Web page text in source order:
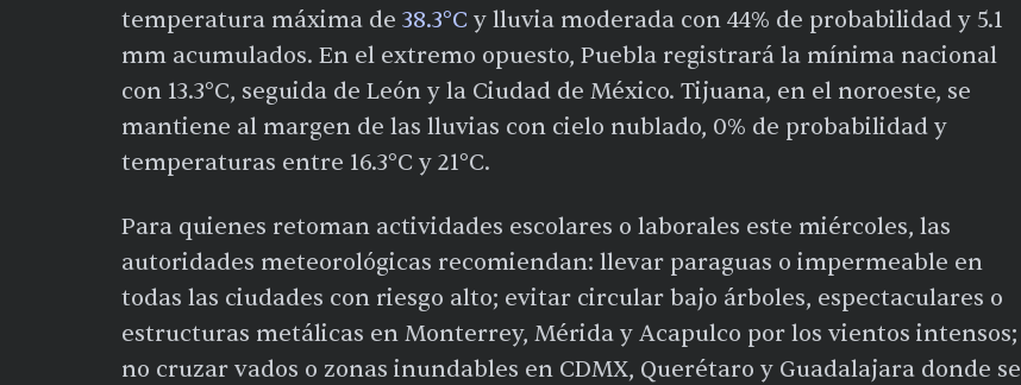
temperatura máxima de 38.3°C y lluvia moderada con 44% de probabilidad y 5.1
mm acumulados. En el extremo opuesto, Puebla registrará la mínima nacional
con 13.3°C, seguida de León y la Ciudad de México. Tijuana, en el noroeste, se
mantiene al margen de las lluvias con cielo nublado, 0% de probabilidad y
temperaturas entre 16.3°C y 21°C.
Para quienes retoman actividades escolares o laborales este miércoles, las
autoridades meteorológicas recomiendan: llevar paraguas o impermeable en
todas las ciudades con riesgo alto; evitar circular bajo árboles, espectaculares o
estructuras metálicas en Monterrey, Mérida y Acapulco por los vientos intensos;
no cruzar vados o zonas inundables en CDMX, Querétaro y Guadalajara donde se